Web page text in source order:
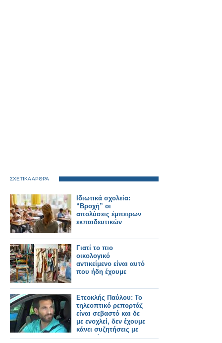
ΣΧΕΤΙΚΑ ΑΡΘΡΑ
Ιδιωτικά σχολεία:
“Βροχή” οι
απολύσεις έμπειρων
εκπαιδευτικών
Γιατί το πιο
οικολογικό
αντικείμενο είναι αυτό
που ήδη έχουμε
Ετεοκλής Παύλου: Το
τηλεοπτικό ρεπορτάζ
είναι σεβαστό και δε
με ενοχλεί, δεν έχουμε
κάνει συζητήσεις με
το κανάλι